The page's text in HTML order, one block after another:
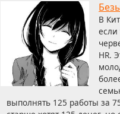
В
если
HR.
выполнять 125 работы за